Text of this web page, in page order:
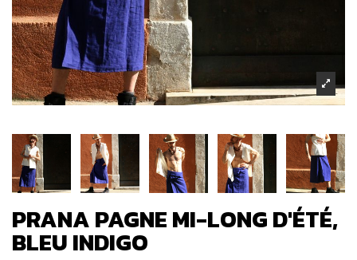
PRANA PAGNE MI-LONG D'ÉTÉ,
BLEU INDIGO